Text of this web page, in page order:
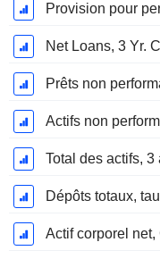
Provision pour
Net Loans, 3 Yr.
Prêts non
Actifs non
Total des actifs, 3
Actif corporel